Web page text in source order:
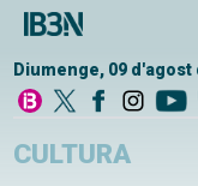
Diumenge, 09 d'agost
CULTURA